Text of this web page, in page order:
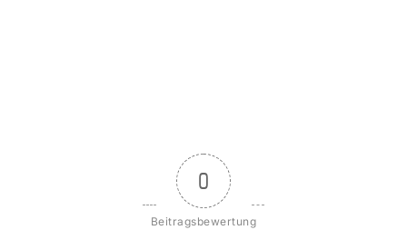
0
Beitragsbewertung